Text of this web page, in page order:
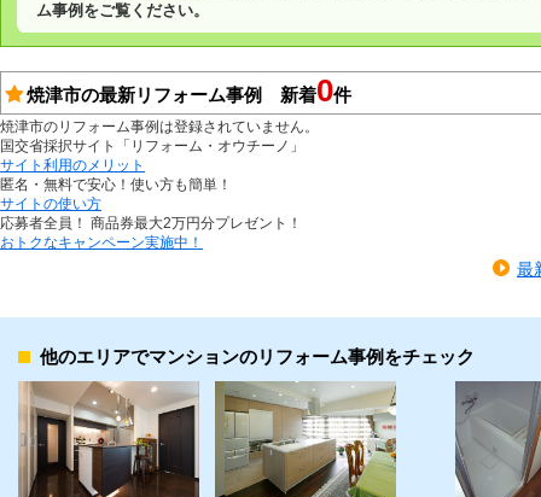
ム事例をご覧ください。
焼津市の最新リフォーム事例 新着0件
焼津市のリフォーム事例は登録されていません。
国交省採択サイト「リフォーム・オウチーノ」
サイト利用のメリット
匿名・無料で安心！使い方も簡単！
サイトの使い方
応募者全員！ 商品券最大2万円分プレゼント！
おトクなキャンペーン実施中！
最
他のエリアでマンションのリフォーム事例をチェック